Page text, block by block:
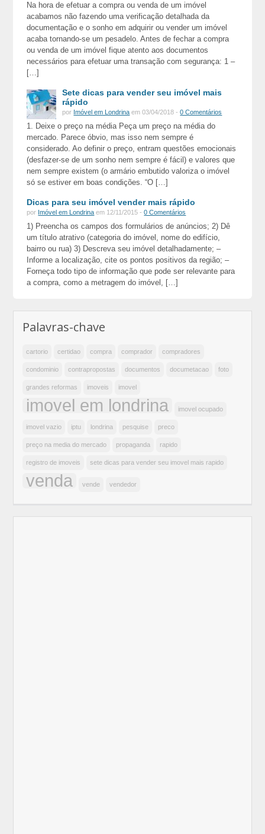
Na hora de efetuar a compra ou venda de um imóvel
acabamos não fazendo uma verificação detalhada da
documentação e o sonho em adquirir ou vender um imóvel
acaba tornando-se um pesadelo. Antes de fechar a compra
ou venda de um imóvel fique atento aos documentos
necessários para efetuar uma transação com segurança: 1 –
[…]
Sete dicas para vender seu imóvel mais
rápido
por Imóvel em Londrina em 03/04/2018 -0 Comentários
1. Deixe o preço na média Peça um preço na média do
mercado. Parece óbvio, mas isso nem sempre é
considerado. Ao definir o preço, entram questões emocionais
(desfazer-se de um sonho nem sempre é fácil) e valores que
nem sempre existem (o armário embutido valoriza o imóvel
só se estiver em boas condições. “O […]
Dicas para seu imóvel vender mais rápido
por Imóvel em Londrina em 12/11/2015 -0 Comentários
1) Preencha os campos dos formulários de anúncios; 2) Dê
um título atrativo (categoria do imóvel, nome do edifício,
bairro ou rua) 3) Descreva seu imóvel detalhadamente; –
Informe a localização, cite os pontos positivos da região; –
Forneça todo tipo de informação que pode ser relevante para
a compra, como a metragem do imóvel, […]
Palavras-chave
cartorio certidao compra comprador compradores
condominio contrapropostas documentos documetacao foto
grandes reformas imoveis imovel
imovel em londrina imovel ocupado
imovel vazio iptu londrina pesquise preco
preço na media do mercado propaganda rapido
registro de imoveis sete dicas para vender seu imovel mais rapido
venda vende vendedor